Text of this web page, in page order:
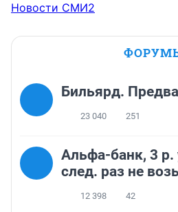
Новости СМИ2
Бильярд.
23 040 251
Альфа-банк, 3
след. раз не
12 398 42